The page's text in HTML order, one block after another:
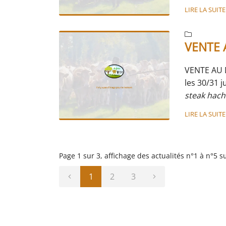
TRADITION
CLASSIQUE
GRILLADES
Les abats
onglet,
Réservez
LIRE LA SUITE

VENTE
VENTE AU
les 30/31
steak
merci de
LIRE LA SUITE
Page 1 sur 3, affichage des actualités n°1 à n°5
1 2 3